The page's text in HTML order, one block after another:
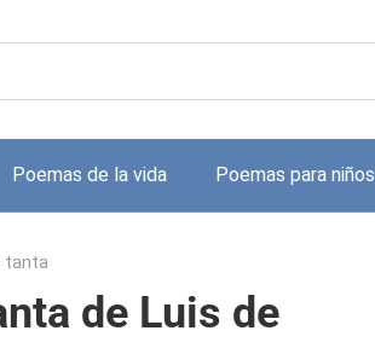
Poemas de la vida Poemas para niños
tanta
de Luis de